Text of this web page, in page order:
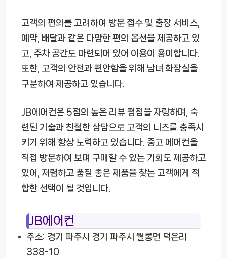
고객의 편의를 고려하여 방문 접수 및 출장 서비스,
예약, 배달과 같은 다양한 편의 옵션을 제공하고 있
고, 주차 공간도 마련되어 있어 이용이 용이합니다.
또한, 고객의 안전과 편안함을 위해 남녀 화장실을
구분하여 제공하고 있습니다.
JB에어컨은 5점의 높은 리뷰 평점을 자랑하며, 숙
련된 기술과 친절한 상담으로 고객의 니즈를 충족시
키기 위해 항상 노력하고 있습니다. 중고 에어컨을
직접 방문하여 보며 구매할 수 있는 기회도 제공하고
있어, 저렴하고 품질 좋은 제품을 찾는 고객에게 적
합한 선택이 될 것입니다.
JB에어컨
주소: 경기 파주시 경기 파주시 월롱면 덕은리
338-10